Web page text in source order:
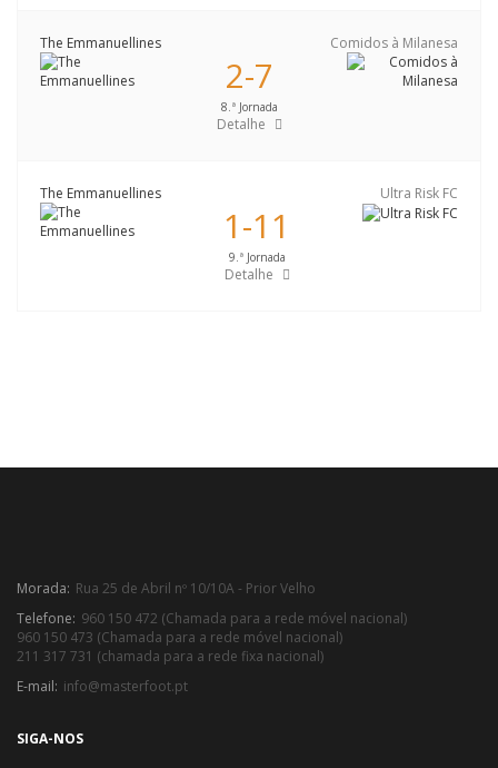
The Emmanuellines Comidos à Milanesa
2-7
8.ª Jornada
Detalhe
The Emmanuellines Ultra Risk FC
1-11
9.ª Jornada
Detalhe
Morada: Rua 25 de Abril nº 10/10A - Prior Velho
Telefone: 960 150 472 (Chamada para a rede móvel nacional)
960 150 473 (Chamada para a rede móvel nacional)
211 317 731 (chamada para a rede fixa nacional)
E-mail: info@masterfoot.pt
SIGA-NOS